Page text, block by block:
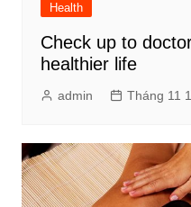
Health
Check up to
healthier life
admin Tháng 11